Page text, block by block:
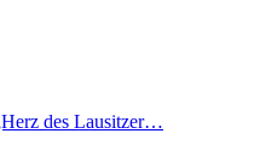
des Lausitzer…